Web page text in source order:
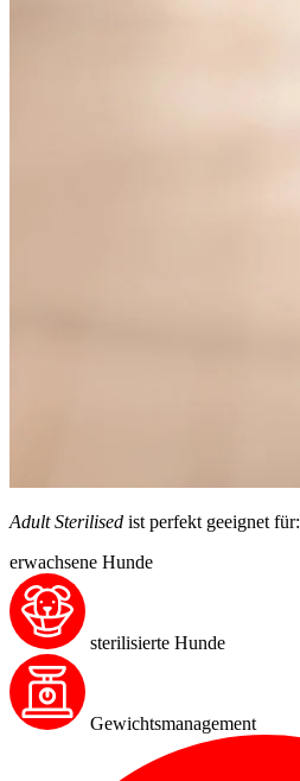
Adult Sterilised ist perfekt geeignet für:
erwachsene Hunde
sterilisierte Hunde
Gewichtsmanagement